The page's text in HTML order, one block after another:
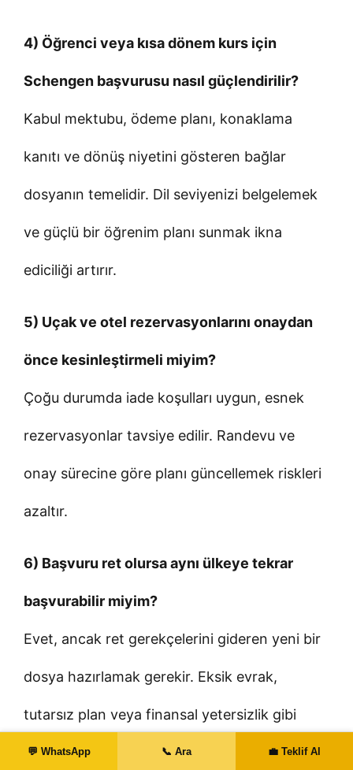
4) Öğrenci veya kısa dönem kurs için
Schengen başvurusu nasıl güçlendirilir?
Kabul mektubu, ödeme planı, konaklama
kanıtı ve dönüş niyetini gösteren bağlar
dosyanın temelidir. Dil seviyenizi belgelemek
ve güçlü bir öğrenim planı sunmak ikna
ediciliği artırır.
5) Uçak ve otel rezervasyonlarını onaydan
önce kesinleştirmeli miyim?
Çoğu durumda iade koşulları uygun, esnek
rezervasyonlar tavsiye edilir. Randevu ve
onay sürecine göre planı güncellemek riskleri
azaltır.
6) Başvuru ret olursa aynı ülkeye tekrar
başvurabilir miyim?
Evet, ancak ret gerekçelerini gideren yeni bir
dosya hazırlamak gerekir. Eksik evrak,
tutarsız plan veya finansal yetersizlik gibi
nedenler düzeltilmeden tekrar başvuru
💬 WhatsApp 📞 Ara 💼 Teklif Al